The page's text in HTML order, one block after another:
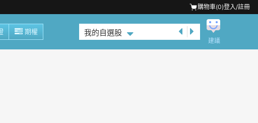
購物車(0)登入/註冊
期權 我的自選股
建議